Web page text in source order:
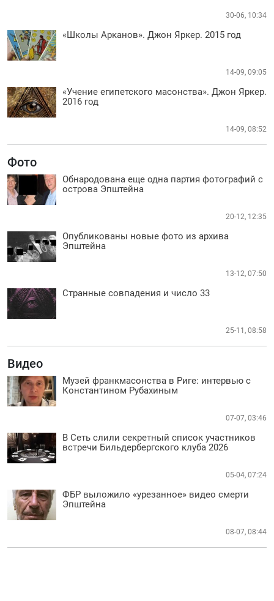
30-06, 10:34
«Школы Арканов». Джон Яркер. 2015 год
14-09, 09:05
«Учение египетского масонства». Джон Яркер.
2016 год
14-09, 08:52
Фото
Обнародована еще одна партия фотографий с
острова Эпштейна
20-12, 12:35
Опубликованы новые фото из архива
Эпштейна
13-12, 07:50
Странные совпадения и число 33
25-11, 08:58
Видео
Музей франкмасонства в Риге: интервью с
Константином Рубахиным
07-07, 03:46
В Сеть слили секретный список участников
встречи Бильдербергского клуба 2026
05-04, 07:24
ФБР выложило «урезанное» видео смерти
Эпштейна
08-07, 08:44